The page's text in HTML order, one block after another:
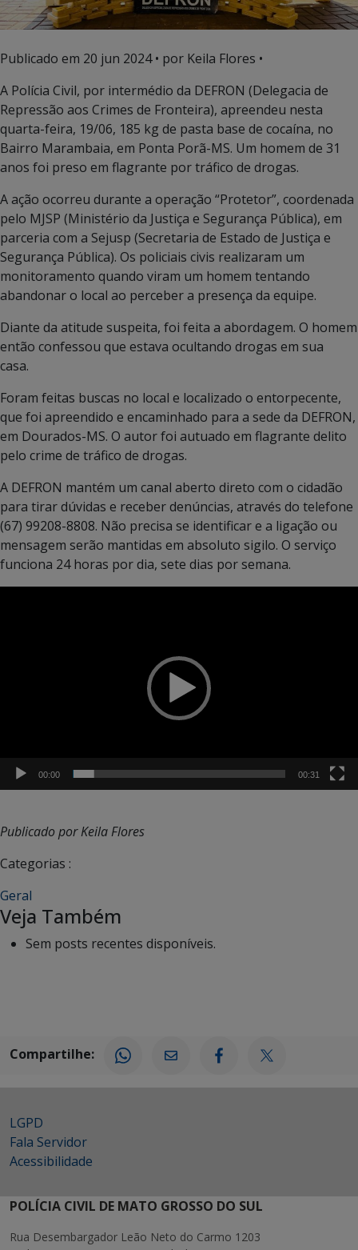
Publicado em 20 jun 2024• por Keila Flores •
A Polícia Civil, por intermédio da DEFRON (Delegacia de
Repressão aos Crimes de Fronteira), apreendeu nesta
quarta-feira, 19/06, 185 kg de pasta base de cocaína, no
Bairro Marambaia, em Ponta Porã-MS. Um homem de 31
anos foi preso em flagrante por tráfico de drogas.
A ação ocorreu durante a operação “Protetor”, coordenada
pelo MJSP (Ministério da Justiça e Segurança Pública), em
parceria com a Sejusp (Secretaria de Estado de Justiça e
Segurança Pública). Os policiais civis realizaram um
monitoramento quando viram um homem tentando
abandonar o local ao perceber a presença da equipe.
Diante da atitude suspeita, foi feita a abordagem. O homem
então confessou que estava ocultando drogas em sua
casa.
Foram feitas buscas no local e localizado o entorpecente,
que foi apreendido e encaminhado para a sede da DEFRON,
em Dourados-MS. O autor foi autuado em flagrante delito
pelo crime de tráfico de drogas.
A DEFRON mantém um canal aberto direto com o cidadão
para tirar dúvidas e receber denúncias, através do telefone
(67) 99208-8808. Não precisa se identificar e a ligação ou
mensagem serão mantidas em absoluto sigilo. O serviço
funciona 24 horas por dia, sete dias por semana.
00:00 00:31
Publicado por Keila Flores
Categorias :
Geral
Veja Também
Sem posts recentes disponíveis.
Compartilhe:
LGPD
Fala Servidor
Acessibilidade
POLÍCIA CIVIL DE MATO GROSSO DO SUL
Rua Desembargador Leão Neto do Carmo 1203